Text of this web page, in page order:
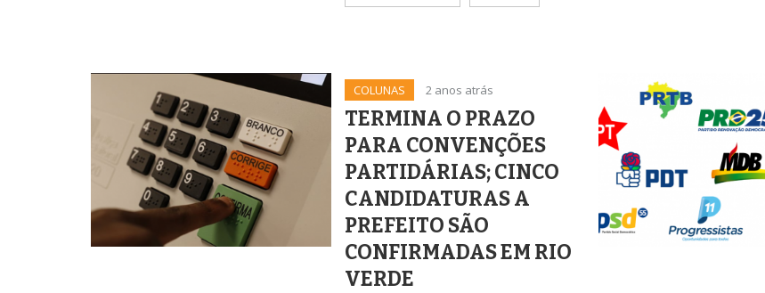
COLUNAS 2 anos atrás
TERMINA O PRAZO
PARA CONVENÇÕES
PARTIDÁRIAS; CINCO
CANDIDATURAS A
PREFEITO SÃO
CONFIRMADAS EM RIO
VERDE